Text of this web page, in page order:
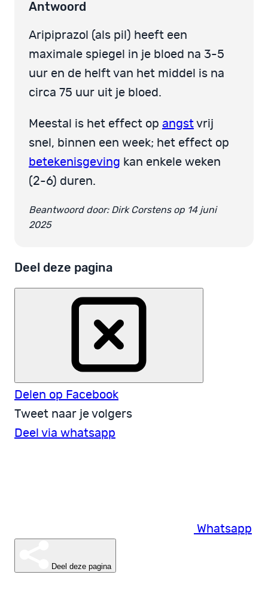
Antwoord
Aripiprazol (als pil) heeft een
maximale spiegel in je bloed na 3-5
uur en de helft van het middel is na
circa 75 uur uit je bloed.
Meestal is het effect op angst vrij
snel, binnen een week; het effect op
betekenisgeving kan enkele weken
(2-6) duren.
Beantwoord door: Dirk Corstens op 14 juni
2025
Deel deze pagina
Delen op Facebook
Tweet naar je volgers
Deel via whatsapp
Whatsapp
Deel deze pagina